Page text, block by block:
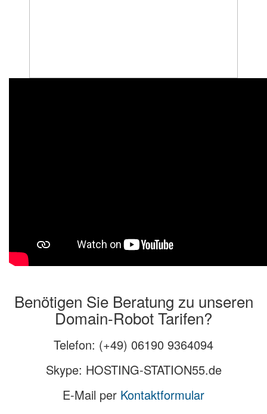
Benötigen Sie Beratung zu unseren
Domain-Robot Tarifen?
Telefon: (+49) 06190 9364094
Skype: HOSTING-STATION55.de
E-Mail per Kontaktformular